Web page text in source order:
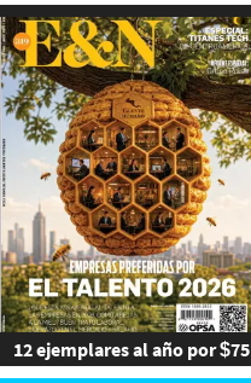
12 ejemplares al año por $75